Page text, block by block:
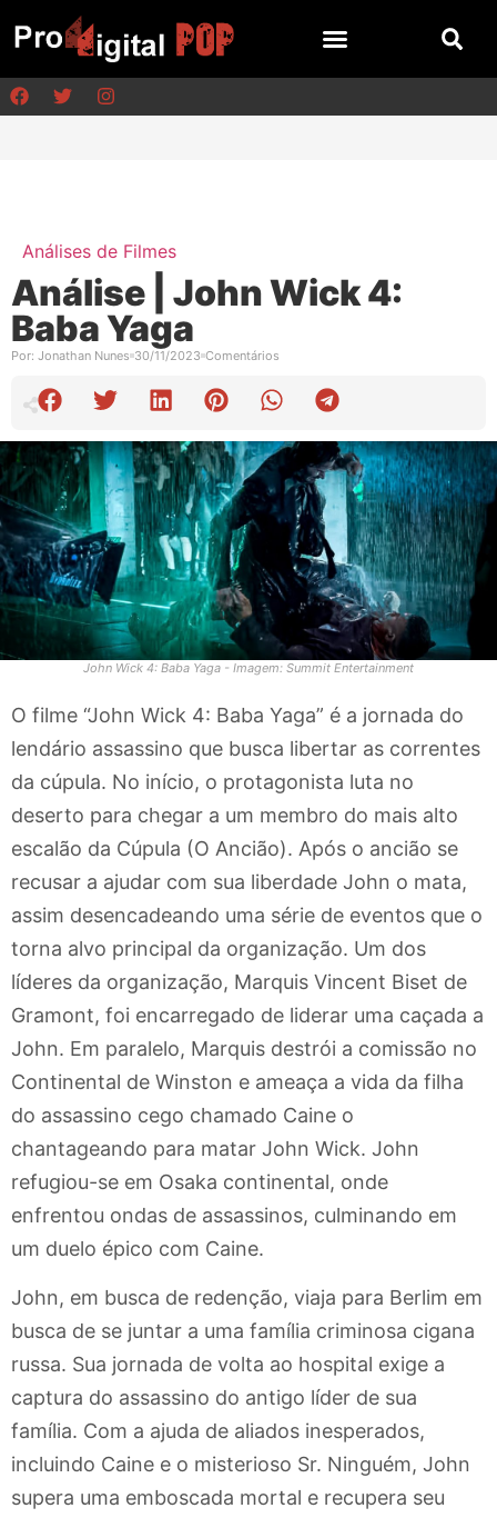
Análises de Filmes
Análise | John Wick 4:
Baba Yaga
Por: Jonathan Nunes 30/11/2023 Comentários
John Wick 4: Baba Yaga - Imagem: Summit Entertainment
O filme “John Wick 4: Baba Yaga” é a jornada do
lendário assassino que busca libertar as correntes
da cúpula. No início, o protagonista luta no
deserto para chegar a um membro do mais alto
escalão da Cúpula (O Ancião). Após o ancião se
recusar a ajudar com sua liberdade John o mata,
assim desencadeando uma série de eventos que o
torna alvo principal da organização. Um dos
líderes da organização, Marquis Vincent Biset de
Gramont, foi encarregado de liderar uma caçada a
John. Em paralelo, Marquis destrói a comissão no
Continental de Winston e ameaça a vida da filha
do assassino cego chamado Caine o
chantageando para matar John Wick. John
refugiou-se em Osaka continental, onde
enfrentou ondas de assassinos, culminando em
um duelo épico com Caine.
John, em busca de redenção, viaja para Berlim em
busca de se juntar a uma família criminosa cigana
russa. Sua jornada de volta ao hospital exige a
captura do assassino do antigo líder de sua
família. Com a ajuda de aliados inesperados,
incluindo Caine e o misterioso Sr. Ninguém, John
supera uma emboscada mortal e recupera seu